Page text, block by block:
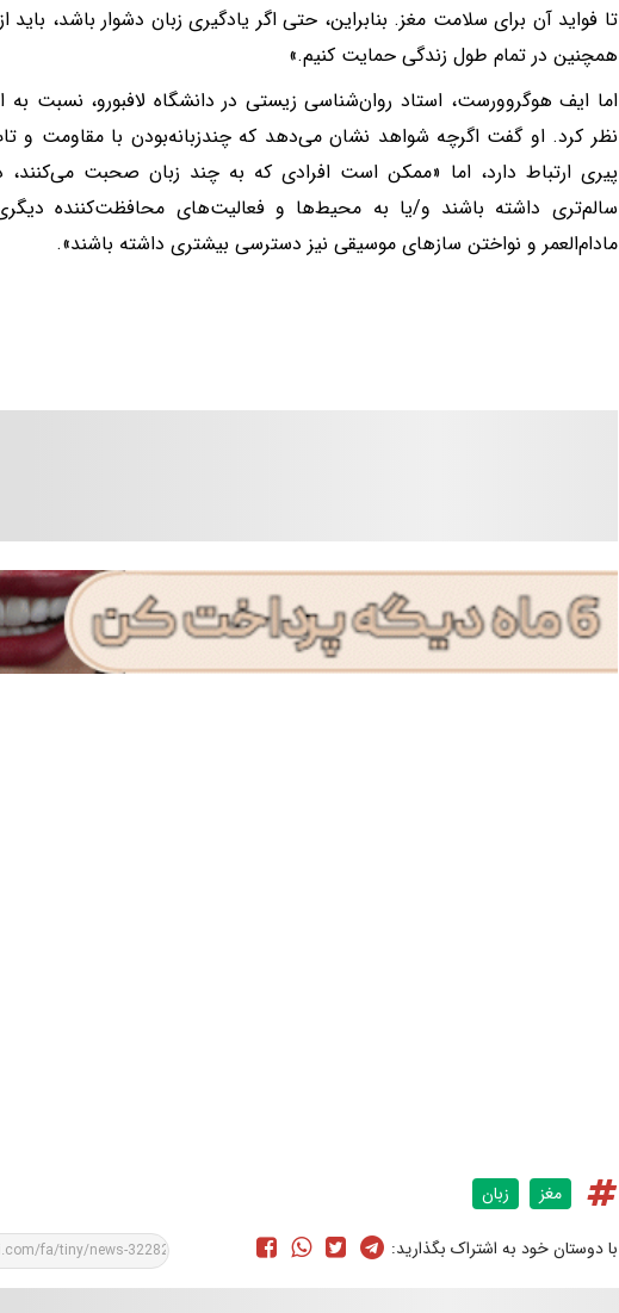
تا فواید آن برای سلامت مغز. بنابراین، حتی اگر یادگیری زبان دشوار باشد،
همچنین در تمام طول زندگی حمایت کنیم.»
اما ایف هوگروورست، استاد روان‌شناسی زیستی در دانشگاه لافبورو، نسبت به
نظر کرد. او گفت اگرچه شواهد نشان می‌دهد که چندزبانه‌بودن با مقاومت و
پیری ارتباط دارد، اما «ممکن است افرادی که به چند زبان صحبت
سالم‌تری داشته باشند و/یا به محیط‌ها و فعالیت‌های محافظت‌کننده دیگری
مادام‌العمر و نواختن سازهای موسیقی نیز دسترسی بیشتری داشته باشند».
مغز زبان
با دوستان خود به اشتراک بگذارید: